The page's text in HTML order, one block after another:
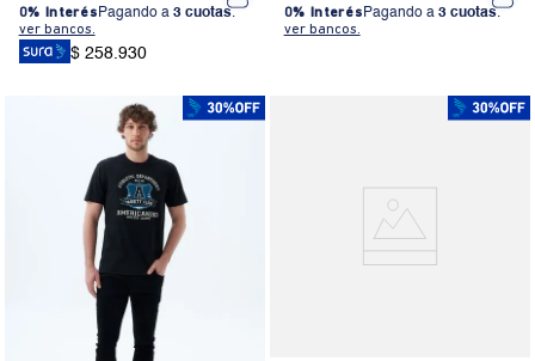
0% Interés Pagando a 3 cuotas.
ver bancos.
$ 258.930
0% Interés Pagando a 3 cuotas.
ver bancos.